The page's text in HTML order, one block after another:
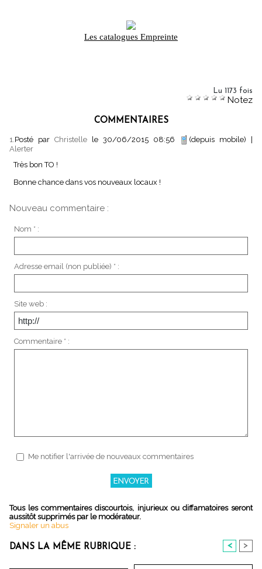
Les catalogues Empreinte
Lu 1173 fois
Notez
COMMENTAIRES
1.Posté par Christelle le 30/06/2015 08:56 (depuis mobile)
Alerter
Très bon TO !
Bonne chance dans vos nouveaux locaux !
Nouveau commentaire :
Nom * :
Adresse email (non publiée) * :
Site web :
Commentaire * :
Me notifier l'arrivée de nouveaux commentaires
Tous les commentaires discourtois, injurieux ou diffamatoires seront
aussitôt supprimés par le modérateur.
Signaler un abus
DANS LA MÊME RUBRIQUE : < >